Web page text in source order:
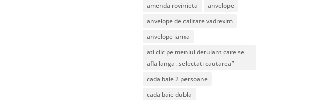
amenda rovinieta
anvelope
anvelope de calitate vadrexim
anvelope iarna
ati clic pe meniul derulant care se
afla langa „selectati cautarea”
cada baie 2 persoane
cada baie dubla